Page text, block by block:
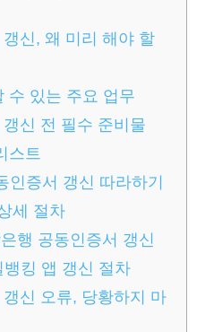
신, 왜 미리 해야 할
수 있는 주요 업무
신 전 필수 준비물
스트
인증서 갱신 따라하기
세 절차
행 공동인증서 갱신
킹 앱 갱신 절차
신 오류, 당황하지 마